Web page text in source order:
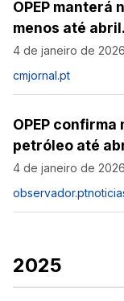
OPEP manterá
menos até abril.
4 de janeiro de
cmjornal.pt
OPEP
petróleo até
4 de janeiro de 2026
observador.pt
2025